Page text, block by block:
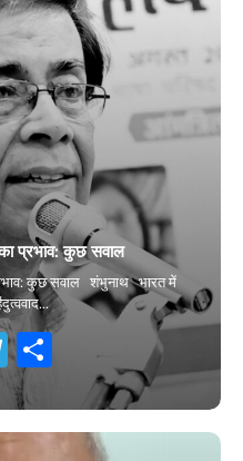
प्रभाव: कुछ सवाल
कुछ सवाल शंभुनाथ भारत में
Telegram
Share